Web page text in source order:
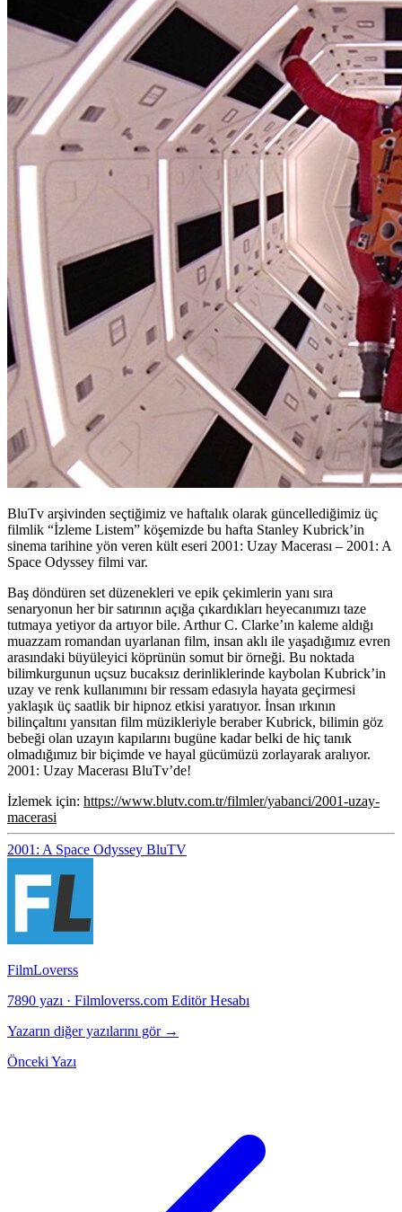
BluTv arşivinden seçtiğimiz ve haftalık olarak güncellediğimiz üç
filmlik “İzleme Listem” köşemizde bu hafta Stanley Kubrick’in
sinema tarihine yön veren kült eseri 2001: Uzay Macerası – 2001: A
Space Odyssey filmi var.
Baş döndüren set düzenekleri ve epik çekimlerin yanı sıra
senaryonun her bir satırının açığa çıkardıkları heyecanımızı taze
tutmaya yetiyor da artıyor bile. Arthur C. Clarke’ın kaleme aldığı
muazzam romandan uyarlanan film, insan aklı ile yaşadığımız evren
arasındaki büyüleyici köprünün somut bir örneği. Bu noktada
bilimkurgunun uçsuz bucaksız derinliklerinde kaybolan Kubrick’in
uzay ve renk kullanımını bir ressam edasıyla hayata geçirmesi
yaklaşık üç saatlik bir hipnoz etkisi yaratıyor. İnsan ırkının
bilinçaltını yansıtan film müzikleriyle beraber Kubrick, bilimin göz
bebeği olan uzayın kapılarını bugüne kadar belki de hiç tanık
olmadığımız bir biçimde ve hayal gücümüzü zorlayarak aralıyor.
2001: Uzay Macerası BluTv’de!
İzlemek için: https://www.blutv.com.tr/filmler/yabanci/2001-uzay-
macerasi
2001: A Space Odyssey BluTV
FilmLoverss
7890 yazı · Filmloverss.com Editör Hesabı
Yazarın diğer yazılarını gör →
Önceki Yazı